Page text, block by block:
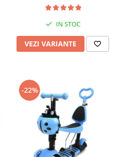
IN STOC
VEZI VARIANTE
-22%